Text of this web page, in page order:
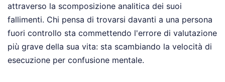
attraverso la scomposizione analitica dei suoi
fallimenti. Chi pensa di trovarsi davanti a una persona
fuori controllo sta commettendo l'errore di valutazione
più grave della sua vita: sta scambiando la velocità di
esecuzione per confusione mentale.